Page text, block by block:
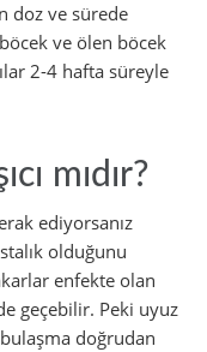
doz ve sürede
ve ölen böcek
2-4 hafta süreyle
mıdır?
ediyorsanız
olduğunu
enfekte olan
geçebilir. Peki uyuz
bulaşma doğrudan